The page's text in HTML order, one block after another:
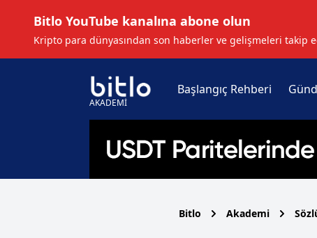
Bitlo YouTube kanalına abone olun
Kripto para dünyasından son haberler ve gelişmeleri takip
AKADEMİ
Başlangıç Rehberi
Bitlo Akademi